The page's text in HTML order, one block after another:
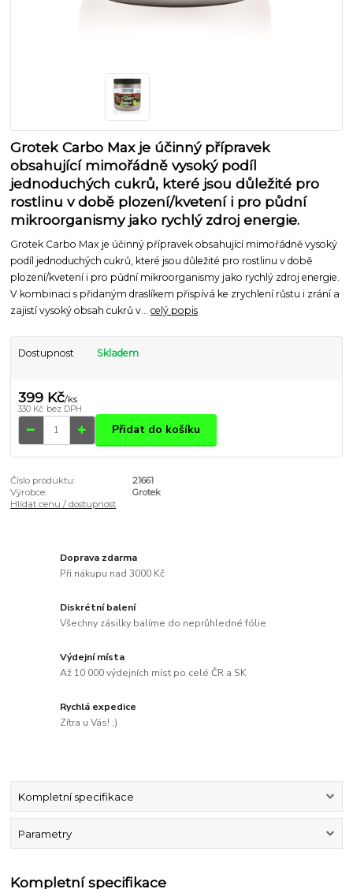
Grotek Carbo Max je účinný přípravek
obsahující mimořádně vysoký podíl
jednoduchých cukrů, které jsou důležité pro
rostlinu v době plození/kvetení i pro půdní
mikroorganismy jako rychlý zdroj energie.
Grotek Carbo Max je účinný přípravek obsahující mimořádně vysoký
podíl jednoduchých cukrů, které jsou důležité pro rostlinu v době
plození/kvetení i pro půdní mikroorganismy jako rychlý zdroj energie.
V kombinaci s přidaným draslíkem přispívá ke zrychlení růstu i zrání a
zajistí vysoký obsah cukrů v...celý popis
Dostupnost Skladem
399 Kč/ks
330 Kč bez DPH
Přidat do košíku
Číslo produktu:
21661
Výrobce:
Grotek
Hlídat cenu / dostupnost
Doprava zdarma
Při nákupu nad 3000 Kč
Diskrétní balení
Všechny zásilky balíme do neprůhledné fólie
Výdejní místa
Až 10 000 výdejních míst po celé ČR a SK
Rychlá expedice
Zítra u Vás! ;)
Kompletní specifikace
Parametry
Kompletní specifikace